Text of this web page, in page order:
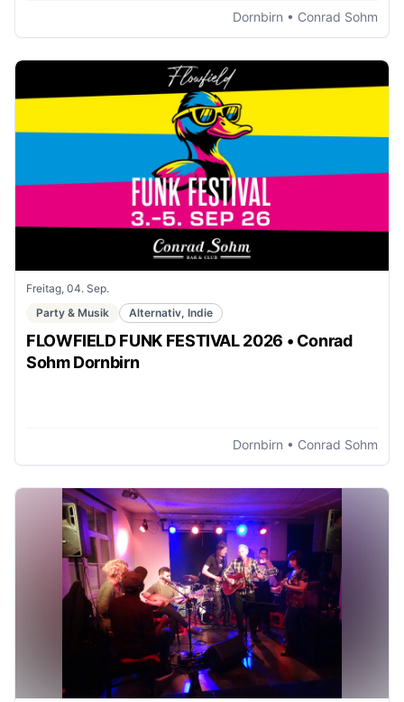
Dornbirn • Conrad Sohm
Freitag, 04. Sep.
Party & Musik
Alternativ, Indie
FLOWFIELD FUNK FESTIVAL 2026 • Conrad
Sohm Dornbirn
Dornbirn • Conrad Sohm